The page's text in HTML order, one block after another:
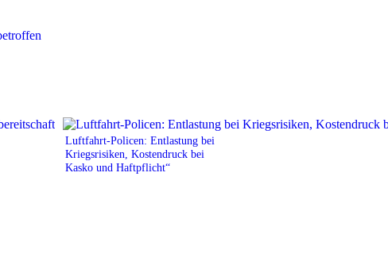
Luftfahrt-Policen: Entlastung bei
Kriegsrisiken, Kostendruck bei
Kasko und Haftpflicht“